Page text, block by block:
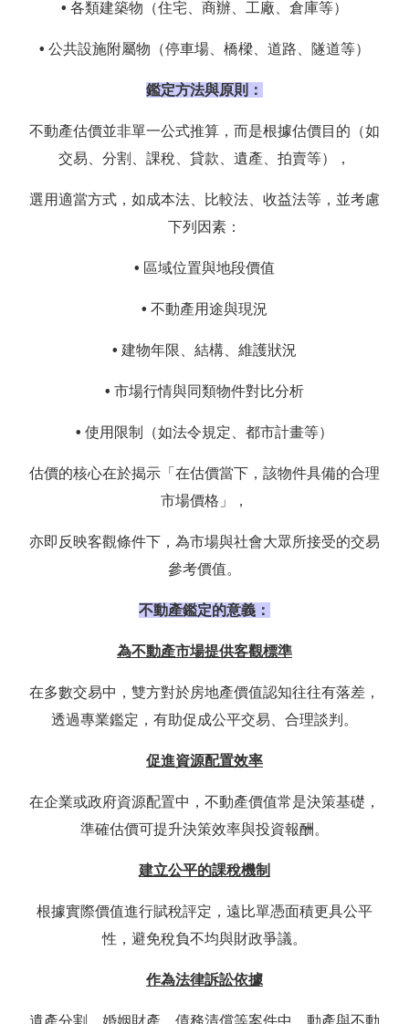
• 各類建築物（住宅、商辦、工廠、倉庫等）
• 公共設施附屬物（停車場、橋樑、道路、隧道等）
鑑定方法與原則：
不動產估價並非單一公式推算，而是根據估價目的（如
交易、分割、課稅、貸款、遺產、拍賣等），
選用適當方式，如成本法、比較法、收益法等，並考慮
下列因素：
• 區域位置與地段價值
• 不動產用途與現況
• 建物年限、結構、維護狀況
• 市場行情與同類物件對比分析
• 使用限制（如法令規定、都市計畫等）
估價的核心在於揭示「在估價當下，該物件具備的合理
市場價格」，
亦即反映客觀條件下，為市場與社會大眾所接受的交易
參考價值。
不動產鑑定的意義：
為不動產市場提供客觀標準
在多數交易中，雙方對於房地產價值認知往往有落差，
透過專業鑑定，有助促成公平交易、合理談判。
促進資源配置效率
在企業或政府資源配置中，不動產價值常是決策基礎，
準確估價可提升決策效率與投資報酬。
建立公平的課稅機制
根據實際價值進行賦稅評定，遠比單憑面積更具公平
性，避免稅負不均與財政爭議。
作為法律訴訟依據
遺產分割、婚姻財產、債務清償等案件中，動產與不動